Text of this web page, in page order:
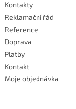
Kontakty
Reklamační řád
Reference
Doprava
Platby
Kontakt
Moje objednávka